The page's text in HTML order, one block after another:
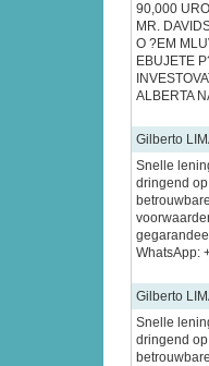
90,000
MR.
O ?EM
EBUJETE
ALBERTA
Gilberto
Snelle
dringend
WhatsApp:
Gilberto
Snelle
dringend